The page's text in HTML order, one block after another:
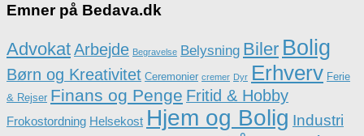
Emner på Bedava.dk
AdvokatArbejde Begravelse Belysning Biler Bolig
Børn og Kreativitet Ceremonier cremer Dyr Erhverv Ferie
& Rejser Finans og Penge Fritid & Hobby
Frokostordning Helsekost Hjem og Bolig Industri